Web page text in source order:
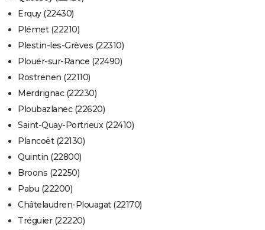
Erquy (22430)
Plémet (22210)
Plestin-les-Grèves (22310)
Plouër-sur-Rance (22490)
Rostrenen (22110)
Merdrignac (22230)
Ploubazlanec (22620)
Saint-Quay-Portrieux (22410)
Plancoët (22130)
Quintin (22800)
Broons (22250)
Pabu (22200)
Châtelaudren-Plouagat (22170)
Tréguier (22220)